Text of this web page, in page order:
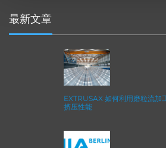
最新文章
EXTRUSAX 如何利用磨粒流加
挤压性能